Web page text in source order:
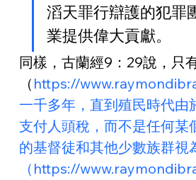
滔天罪行辯護的犯罪
業提供偉大貢獻。
同樣，古蘭經9：29說，只
（ https://
一千多年，直到殖民時代
支付人頭稅，而不是任何
的基督徒和其他少數族群
（https://